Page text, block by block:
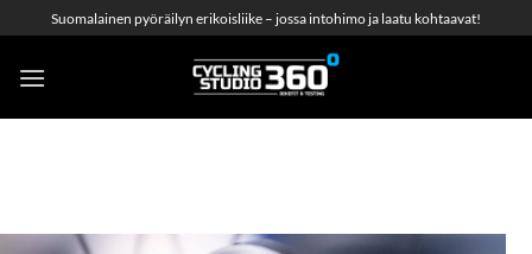
to
content
Suomalainen pyöräilyn erikoisliike – jossa intohimo ja laatu kohtaavat!